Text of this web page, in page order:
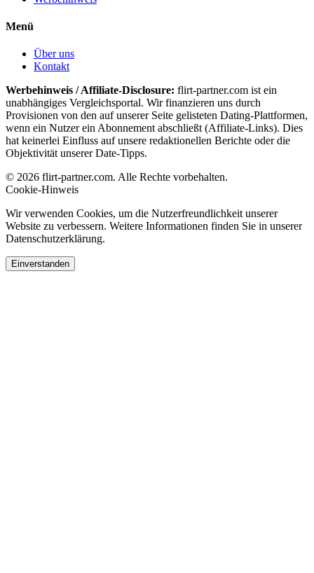
Menü
Über uns
Kontakt
Werbehinweis / Affiliate-Disclosure: flirt-partner.com ist ein
unabhängiges Vergleichsportal. Wir finanzieren uns durch
Provisionen von den auf unserer Seite gelisteten Dating-Plattformen,
wenn ein Nutzer ein Abonnement abschließt (Affiliate-Links). Dies
hat keinerlei Einfluss auf unsere redaktionellen Berichte oder die
Objektivität unserer Date-Tipps.
© 2026 flirt-partner.com. Alle Rechte vorbehalten.
Cookie-Hinweis
Wir verwenden Cookies, um die Nutzerfreundlichkeit unserer
Website zu verbessern. Weitere Informationen finden Sie in unserer
Datenschutzerklärung.
Einverstanden